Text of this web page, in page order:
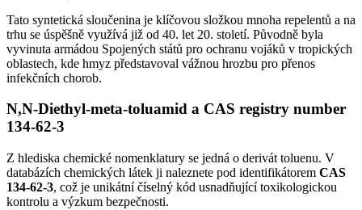
Tato syntetická sloučenina je klíčovou složkou mnoha repelentů a na
trhu se úspěšně využívá již od 40. let 20. století. Původně byla
vyvinuta armádou Spojených států pro ochranu vojáků v tropických
oblastech, kde hmyz představoval vážnou hrozbu pro přenos
infekčních chorob.
N,N-Diethyl-meta-toluamid a CAS registry number
134-62-3
Z hlediska chemické nomenklatury se jedná o derivát toluenu. V
databázích chemických látek ji naleznete pod identifikátorem CAS
134-62-3, což je unikátní číselný kód usnadňující toxikologickou
kontrolu a výzkum bezpečnosti.